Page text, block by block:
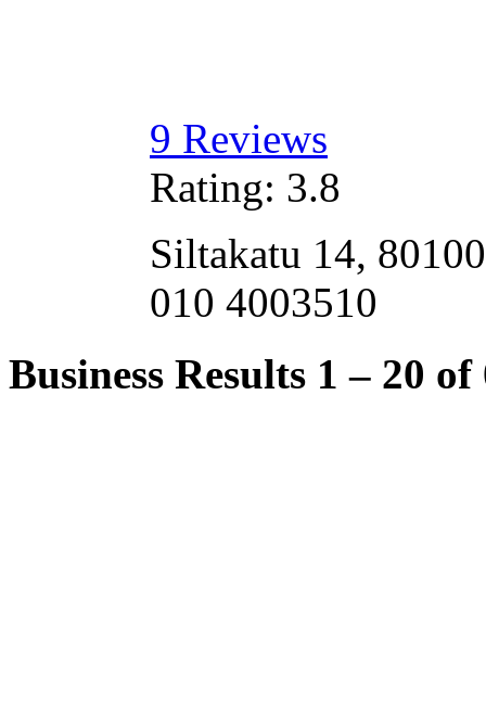
9 Reviews
Rating: 3.8
Siltakatu 14,
010 4003510
Business Results 1 – 20 of